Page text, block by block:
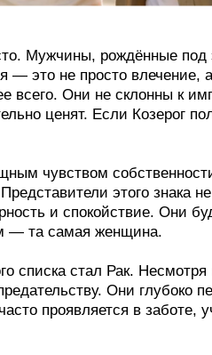
Мужчины, рождённые под
это не просто влечение,
всего. Они не склонны к
ценят. Если Козерог
чувством
этого знака
и спокойствие. Они
— та самая женщина.
списка стал Рак. Несмотря
Они глубоко
проявляется в заботе,